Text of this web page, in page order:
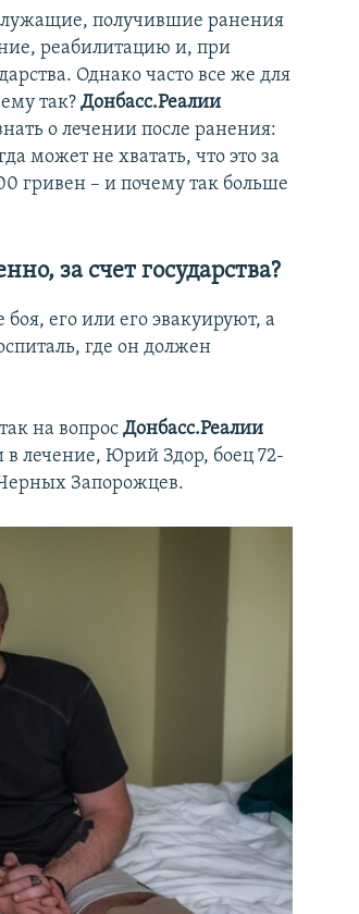
получившие ранения
реабилитацию и, при
Однако часто все же для
так?Донбасс.Реалии
о лечении после ранения:
может не хватать, что это за
гривен – и почему так больше
за счет государства?
его или его эвакуируют, а
где он должен
на вопросДонбасс.Реалии
в лечение, Юрий Здор, боец 72-
Запорожцев.